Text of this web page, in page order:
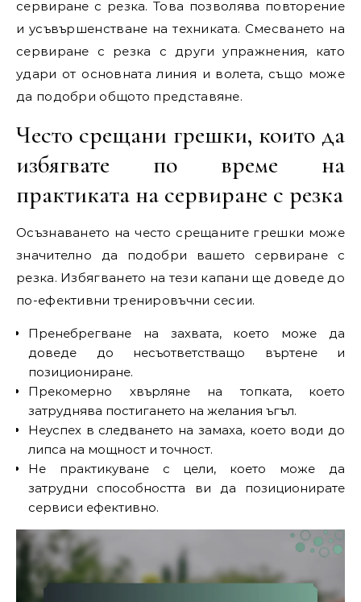
сервиране с резка. Това позволява повторение
и усъвършенстване на техниката. Смесването на
сервиране с резка с други упражнения, като
удари от основната линия и волета, също може
да подобри общото представяне.
Често срещани грешки, които да
избягвате по време на
практиката на сервиране с резка
Осъзнаването на често срещаните грешки може
значително да подобри вашето сервиране с
резка. Избягването на тези капани ще доведе до
по-ефективни тренировъчни сесии.
Пренебрегване на захвата, което може да
доведе до несъответстващо въртене и
позициониране.
Прекомерно хвърляне на топката, което
затруднява постигането на желания ъгъл.
Неуспех в следването на замаха, което води до
липса на мощност и точност.
Не практикуване с цели, което може да
затрудни способността ви да позиционирате
сервиси ефективно.